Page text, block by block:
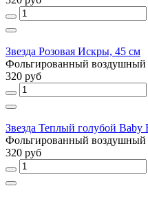
Звезда Розовая Искры, 45 см
Фольгированный воздушный
320 руб
Звезда Теплый голубой Baby
Фольгированный воздушный
320 руб